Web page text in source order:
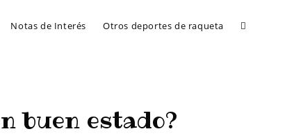
Notas de Interés Otros deportes de raqueta
buen estado?